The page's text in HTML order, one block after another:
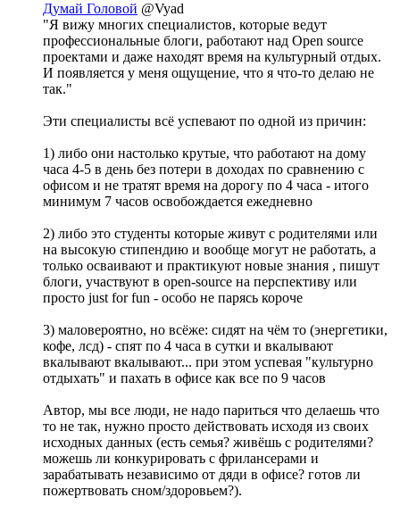
Думай Головой @Vyad
"Я вижу многих специалистов, которые ведут
профессиональные блоги, работают над Open source
проектами и даже находят время на культурный отдых.
И появляется у меня ощущение, что я что-то делаю не
так."
Эти специалисты всё успевают по одной из причин:
1) либо они настолько крутые, что работают на дому
часа 4-5 в день без потери в доходах по сравнению с
офисом и не тратят время на дорогу по 4 часа - итого
минимум 7 часов освобождается ежедневно
2) либо это студенты которые живут с родителями или
на высокую стипендию и вообще могут не работать, а
только осваивают и практикуют новые знания , пишут
блоги, участвуют в open-source на перспективу или
просто just for fun - особо не парясь короче
3) маловероятно, но всёже: сидят на чём то (энергетики,
кофе, лсд) - спят по 4 часа в сутки и вкалывают
вкалывают вкалывают... при этом успевая "культурно
отдыхать" и пахать в офисе как все по 9 часов
Автор, мы все люди, не надо париться что делаешь что
то не так, нужно просто действовать исходя из своих
исходных данных (есть семья? живёшь с родителями?
можешь ли конкурировать с фрилансерами и
зарабатывать независимо от дяди в офисе? готов ли
пожертвовать сном/здоровьем?).